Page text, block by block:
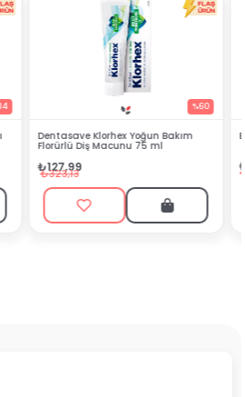
Black Berry Bitkisel Sprey 25 ml
₺90,99
₺199,90